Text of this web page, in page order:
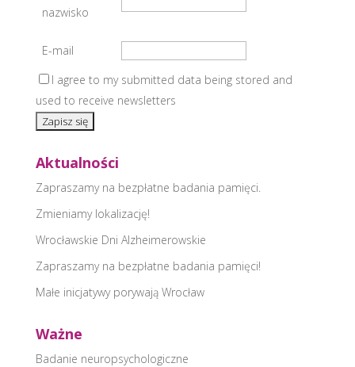
nazwisko
E-mail
I agree to my submitted data being stored and
used to receive newsletters
Aktualności
Zapraszamy na bezpłatne badania pamięci.
Zmieniamy lokalizację!
Wrocławskie Dni Alzheimerowskie
Zapraszamy na bezpłatne badania pamięci!
Małe inicjatywy porywają Wrocław
Ważne
Badanie neuropsychologiczne